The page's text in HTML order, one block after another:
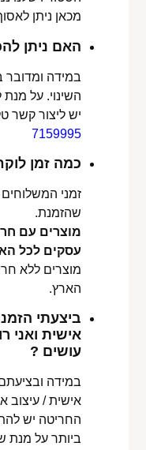
מכאן ניתן
האם ניתן
במידה ומדובר
השינוי. על מנת
יש ליצור קשר
7159995
כמה זמן
זמני
שהזמנת.
עסקים לכל
הארץ.
ביצעתי
אישית ואני
עושים ?
במידה
אישית / עיצוב
החריטה יש
ביותר על מנת